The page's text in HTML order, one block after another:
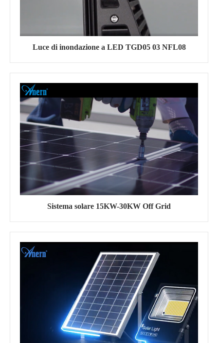
Luce di inondazione a LED TGD05 03 NFL08
Sistema solare 15KW-30KW Off Grid